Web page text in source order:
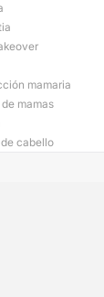
mamaria
mamas
cabello